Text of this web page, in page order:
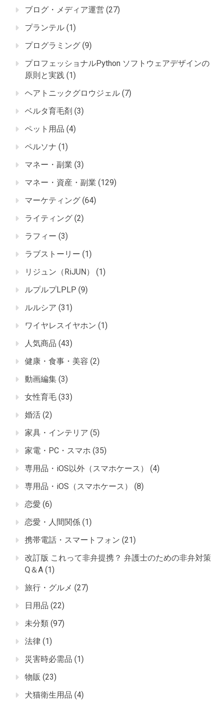
ブログ・メディア運営 (27)
プランテル (1)
プログラミング (9)
プロフェッショナルPython ソフトウェアデザインの
原則と実践 (1)
ヘアトニックグロウジェル (7)
ベルタ育毛剤 (3)
ペット用品 (4)
ペルソナ (1)
マネー・副業 (3)
マネー・資産・副業 (129)
マーケティング (64)
ライティング (2)
ラフィー (3)
ラブストーリー (1)
リジュン（RiJUN）
(1)
ルプルプLPLP (9)
ルルシア (31)
ワイヤレスイヤホン (1)
人気商品 (43)
健康・食事・美容 (2)
動画編集 (3)
女性育毛 (33)
婚活 (2)
家具・インテリア (5)
家電・PC・スマホ (35)
専用品・iOS以外（スマホケース）
(4)
専用品・iOS（スマホケース）
(8)
恋愛 (6)
恋愛・人間関係 (1)
携帯電話・スマートフォン (21)
改訂版 これって非弁提携？ 弁護士のための非弁対策
Q＆A (1)
旅行・グルメ (27)
日用品 (22)
未分類 (97)
法律 (1)
災害時必需品 (1)
物販 (23)
犬猫衛生用品 (4)